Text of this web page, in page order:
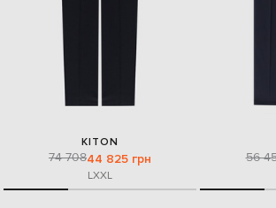
KITON
74 70844 825 грн
LXXL
56